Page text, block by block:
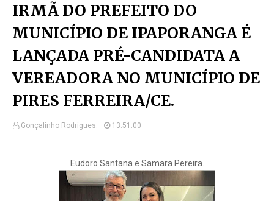
IRMÃ DO PREFEITO DO
MUNICÍPIO DE IPAPORANGA É
LANÇADA PRÉ-CANDIDATA A
VEREADORA NO MUNICÍPIO DE
PIRES FERREIRA/CE.
Gonçalinho Rodrigues. 13:51:00
Eudoro Santana e Samara Pereira.